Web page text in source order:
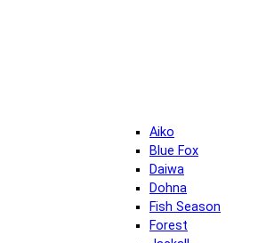
Aiko
Blue Fox
Daiwa
Dohna
Fish Season
Forest